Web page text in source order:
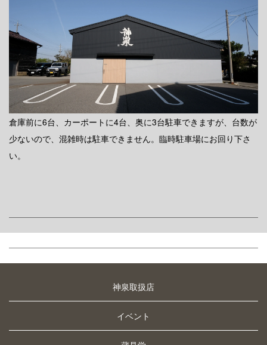
倉庫前に6台、カーポートに4台、奥に3台駐車できますが、台数が
少ないので、混雑時は駐車できません。臨時駐車場にお回り下さ
い。
神泉取扱店
イベント